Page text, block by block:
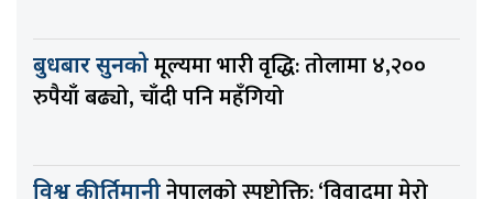
बुधबार सुनकोमूल्यमा भारी वृद्धि: तोलामा ४,२००
रुपैयाँ बढ्यो, चाँदी पनि महँगियो